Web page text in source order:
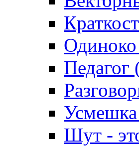
Педагог
Шут -